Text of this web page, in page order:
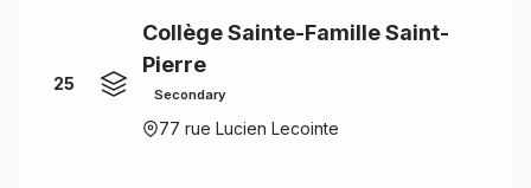
25
Collège Sainte-Famille Saint-
Pierre
Secondary
77 rue Lucien Lecointe